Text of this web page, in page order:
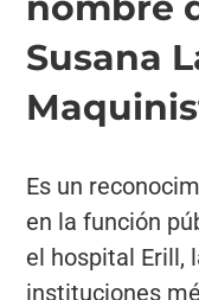
Susana
Es un
en la función
el hospital Erill,
instituciones